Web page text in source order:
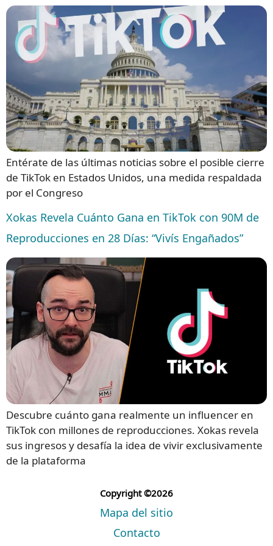
Entérate de las últimas noticias sobre el posible cierre
de TikTok en Estados Unidos, una medida respaldada
por el Congreso
Xokas Revela Cuánto Gana en TikTok con 90M de
Reproducciones en 28 Días: “Vivís Engañados”
Descubre cuánto gana realmente un influencer en
TikTok con millones de reproducciones. Xokas revela
sus ingresos y desafía la idea de vivir exclusivamente
de la plataforma
Copyright ©2026
Mapa del sitio
Contacto